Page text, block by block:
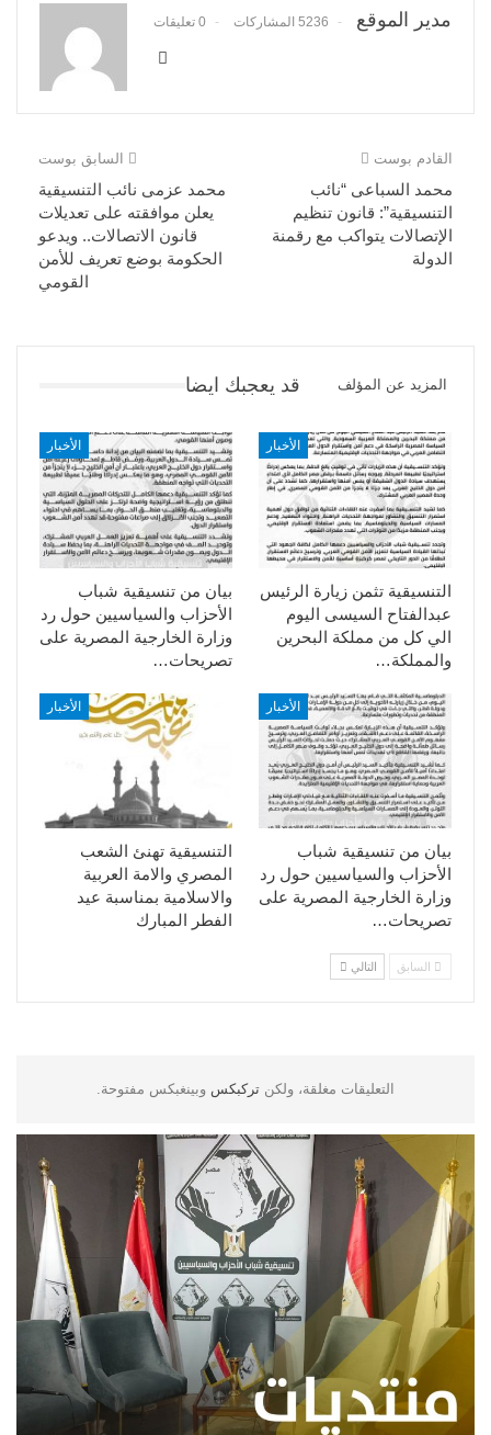
مدير الموقع 5236 المشاركات 0 تعليقات
السابق بوست
محمد عزمى نائب التنسيقية
يعلن موافقته على تعديلات
قانون الاتصالات.. ويدعو
الحكومة بوضع تعريف للأمن
القومي
القادم بوست
محمد السباعى “نائب
التنسيقية”: قانون تنظيم
الإتصالات يتواكب مع رقمنة
الدولة
قد يعجبك ايضا المزيد عن المؤلف
الأخبار
بيان من تنسيقية شباب
الأحزاب والسياسيين حول رد
وزارة الخارجية المصرية على
تصريحات…
الأخبار
التنسيقية تثمن زيارة الرئيس
عبدالفتاح السيسى اليوم
الي كل من مملكة البحرين
والمملكة…
الأخبار
التنسيقية تهنئ الشعب
المصري والامة العربية
والاسلامية بمناسبة عيد
الفطر المبارك
الأخبار
بيان من تنسيقية شباب
الأحزاب والسياسيين حول رد
وزارة الخارجية المصرية على
تصريحات…
السابق التالي
التعليقات مغلقة، ولكن تركبكس وبينغبكس مفتوحة.